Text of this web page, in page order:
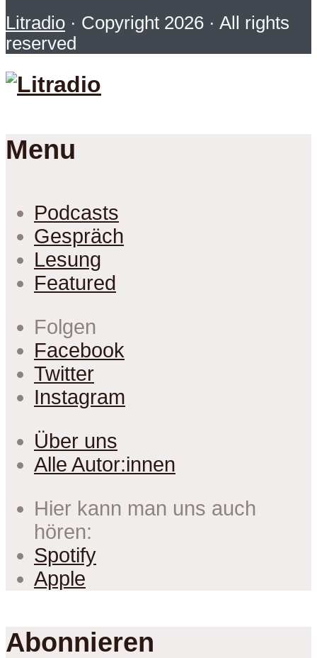
Litradio · Copyright 2026 · All rights
reserved
Menu
Podcasts
Gespräch
Lesung
Featured
Folgen
Facebook
Twitter
Instagram
Über uns
Alle Autor:innen
Hier kann man uns auch
hören:
Spotify
Apple
Abonnieren